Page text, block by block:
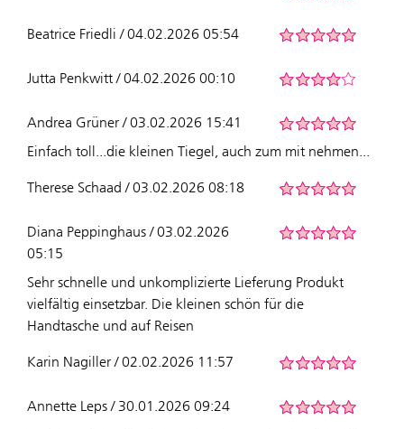
Beatrice Friedli / 04.02.2026 05:54
Jutta Penkwitt / 04.02.2026 00:10
Andrea Grüner / 03.02.2026 15:41
Einfach toll...die kleinen Tiegel, auch zum mit nehmen...
Therese Schaad / 03.02.2026 08:18
Diana Peppinghaus / 03.02.2026
05:15
Sehr schnelle und unkomplizierte Lieferung Produkt
vielfältig einsetzbar. Die kleinen schön für die
Handtasche und auf Reisen
Karin Nagiller / 02.02.2026 11:57
Annette Leps / 30.01.2026 09:24